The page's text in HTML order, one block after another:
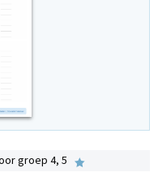
groep 4, 5